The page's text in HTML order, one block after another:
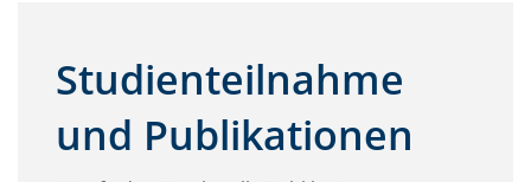
Studienteilnahme
und Publikationen